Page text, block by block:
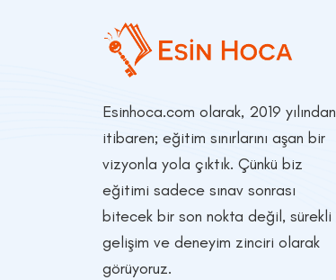
Esinhoca.com olarak, 2019 yılından
itibaren; eğitim sınırlarını aşan bir
vizyonla yola çıktık. Çünkü biz
eğitimi sadece sınav sonrası
bitecek bir son nokta değil, sürekli
gelişim ve deneyim zinciri olarak
görüyoruz.